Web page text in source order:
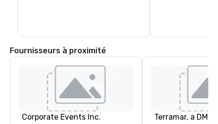
Plusieurs défis sont proposés ainsi que
plus d'informations.
Fournisseurs à proximité
Corporate Events Inc.